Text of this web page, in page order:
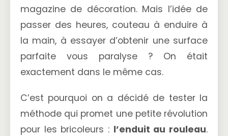
magazine de décoration. Mais l’idée de
passer des heures, couteau à enduire à
la main, à essayer d’obtenir une surface
parfaite vous paralyse ? On était
exactement dans le même cas.
C’est pourquoi on a décidé de tester la
méthode qui promet une petite révolution
pour les bricoleurs : l’enduit au rouleau.